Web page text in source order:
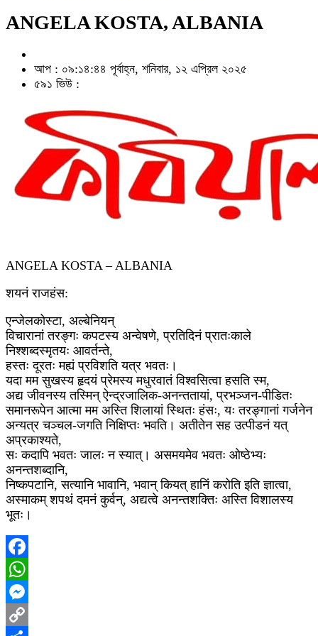
ANGELA KOSTA, ALBANIA
আপ : ০৯:১৪:৪৪ পূর্বাহ্ন, শনিবার, ১২ এপ্রিল ২০২৫
৫৯১ ভিউ :
ANGELA KOSTA – ALBANIA
शयनं राजहंस:
एन्जेलकोस्टा, अल्बेनियन्
विचारानां तरङ्गः कपटस्य अन्वेषणे, प्रतिदिनं प्रातःकाले
निश्शब्दस्मृतयः आवर्तन्ते,
हस्तः दूरतः मह्यं प्रविशति यत्र भवतः।
यदा मम सुखस्य हृदयं प्रेमस्य मधुरवातं विश्वसित्वा हसति स्म,
अद्य जीवनस्य तस्मिन् ऐन्द्रजालिक-अनन्ततायां, प्रभञ्जन-पीडितः
समानरूपेन आत्मा मम अस्ति शिलायां स्थितः हंसः, यः तरङ्गानां गर्जनेन
अन्यत्र चञ्चल-जगति निक्षिप्तः भवति। अतीतेन सह उत्पीडनं यत्
अप्रकाश्यते,
सः कदापि भवतः जालः न स्यात्। असमयमेव भवतः ओष्ठेभ्यः
अनन्तशब्दानि,
निष्कपटानि, सत्यानि भावानि, भवान् कियत् हानिं करोति इति ज्ञात्वा,
अस्माकम् शपथं दमनं कुर्वन्, अद्यत्वे अनन्तशक्तिः अस्ति विशालस्य
भूतः।
Facebook
WhatsApp
Messenger